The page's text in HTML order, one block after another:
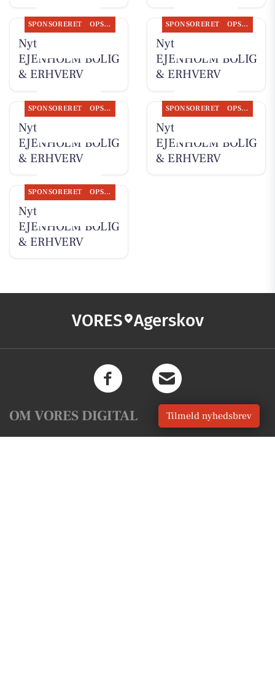
SPONSORERET OPSLAGSTAVLEN
Nyt fra
EJENHOLM BOLIG
& ERHVERV
SPONSORERET OPSLAGSTAVLEN
Nyt fra
EJENHOLM BOLIG
& ERHVERV
SPONSORERET OPSLAGSTAVLEN
Nyt fra
EJENHOLM BOLIG
& ERHVERV
SPONSORERET OPSLAGSTAVLEN
Nyt fra
EJENHOLM BOLIG
& ERHVERV
SPONSORERET OPSLAGSTAVLEN
Nyt fra
EJENHOLM BOLIG
& ERHVERV
VORES Agerskov
OM VORES DIGITAL Tilmeld nyhedsbrev